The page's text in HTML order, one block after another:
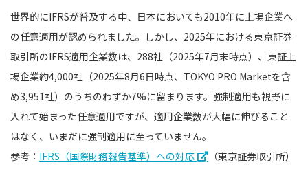
世界的にIFRSが普及する中、日本においても2010年に上場企業へ
の任意適用が認められました。しかし、2025年における東京証券
取引所のIFRS適用企業数は、288社（2025年7月末時点）、東証上
場企業約4,000社（2025年8月6日時点、TOKYO PRO Marketを含
め3,951社）のうちのわずか7%に留まります。強制適用も視野に
入れて始まった任意適用ですが、適用企業数が大幅に伸びること
はなく、いまだに強制適用に至っていません。
参考： IFRS（国際財務報告基準）への対応 （東京証券取引所）